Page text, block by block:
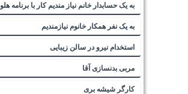
به یک حسابدار خانم نیاز مندیم کار با برنامه هلو
به یک نفر همکار خانوم نیازمندیم
استخدام نیرو در سالن زیبایی
مربی بدنسازی آقا
کارگر شیشه بری